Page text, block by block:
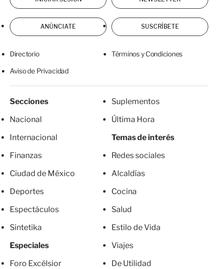
ANÚNCIATE SUSCRÍBETE
Directorio Términos y Condiciones
Aviso de Privacidad
Secciones
Nacional
Internacional
Finanzas
Ciudad de México
Deportes
Espectáculos
Sintetika
Especiales
Foro Excélsior
Suplementos
Última Hora
Temas de interés
Redes sociales
Alcaldías
Cocina
Salud
Estilo de Vida
Viajes
De Utilidad